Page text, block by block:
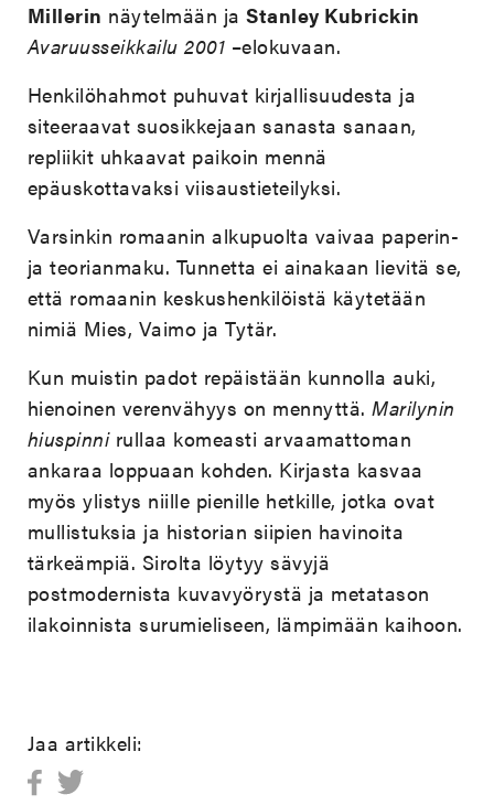
Millerin näytelmään jaStanley Kubrickin
Avaruusseikkailu 2001 –elokuvaan.
Henkilöhahmot puhuvat kirjallisuudesta ja
siteeraavat suosikkejaan sanasta sanaan,
repliikit uhkaavat paikoin mennä
epäuskottavaksi viisaustieteilyksi.
Varsinkin romaanin alkupuolta vaivaa paperin-
ja teorianmaku. Tunnetta ei ainakaan lievitä se,
että romaanin keskushenkilöistä käytetään
nimiä Mies, Vaimo ja Tytär.
Kun muistin padot repäistään kunnolla auki,
hienoinen verenvähyys on mennyttä.Marilynin
hiuspinnirullaa komeasti arvaamattoman
ankaraa loppuaan kohden. Kirjasta kasvaa
myös ylistys niille pienille hetkille, jotka ovat
mullistuksia ja historian siipien havinoita
tärkeämpiä. Sirolta löytyy sävyjä
postmodernista kuvavyörystä ja metatason
ilakoinnista surumieliseen, lämpimään kaihoon.
Jaa artikkeli: